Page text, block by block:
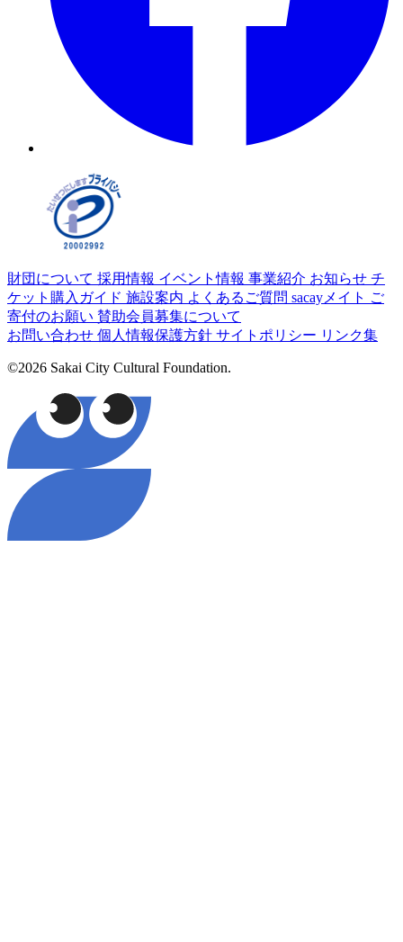
財団について 採用情報 イベント情報 事業紹介 お知らせ チ
ケット購入ガイド 施設案内 よくあるご質問 sacayメイト ご
寄付のお願い 賛助会員募集について
お問い合わせ 個人情報保護方針 サイトポリシー リンク集
©2026 Sakai City Cultural Foundation.